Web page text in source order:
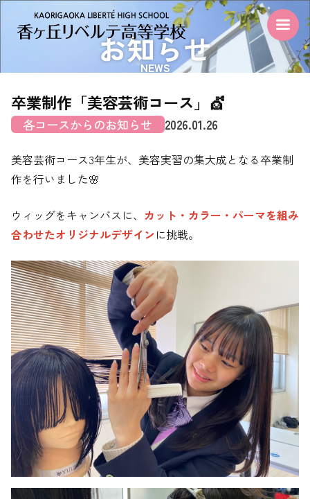
お知らせ
NEWS
卒業制作「美容芸術コース」💇
各コースからのお知らせ 2026.01.26
美容芸術コース3年生が、美容実習の集大成となる卒業制
作を行いました🌸
ウィッグをキャンバスに、 カット・カラー・パーマを組み
合わせたオリジナルデザイン に挑戦。